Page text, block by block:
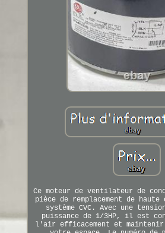
Ce moteur de ventilateur de
pièce de remplacement de
système CVC. Avec une
puissance de 1/3HP, il est
l'air efficacement et maintenir